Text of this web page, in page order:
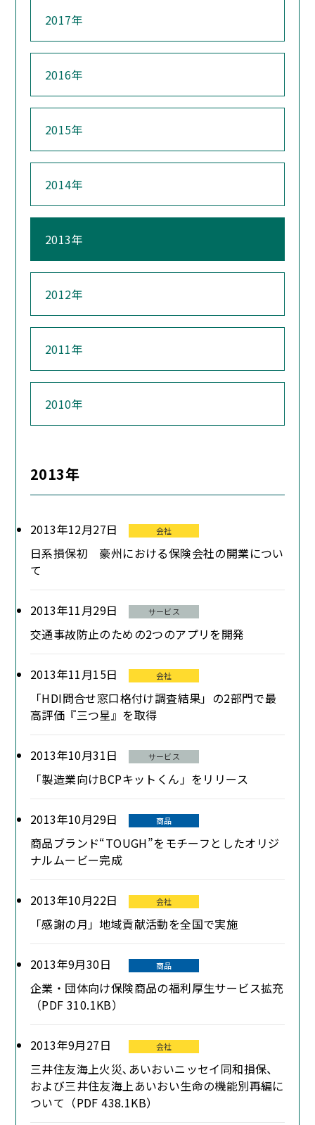
2017年
2016年
2015年
2014年
2013年
2012年
2011年
2010年
2013年
2013年12月27日 会社
日系損保初 豪州における保険会社の開業につい
て
2013年11月29日 サービス
交通事故防止のための2つのアプリを開発
2013年11月15日 会社
「HDI問合せ窓口格付け調査結果」の2部門で最
高評価『三つ星』を取得
2013年10月31日 サービス
「製造業向けBCPキットくん」をリリース
2013年10月29日 商品
商品ブランド“TOUGH”をモチーフとしたオリジ
ナルムービー完成
2013年10月22日 会社
「感謝の月」地域貢献活動を全国で実施
2013年9月30日 商品
企業・団体向け保険商品の福利厚生サービス拡充
（PDF 310.1KB）
2013年9月27日 会社
三井住友海上火災､あいおいニッセイ同和損保、
および三井住友海上あいおい生命の機能別再編に
ついて（PDF 438.1KB）